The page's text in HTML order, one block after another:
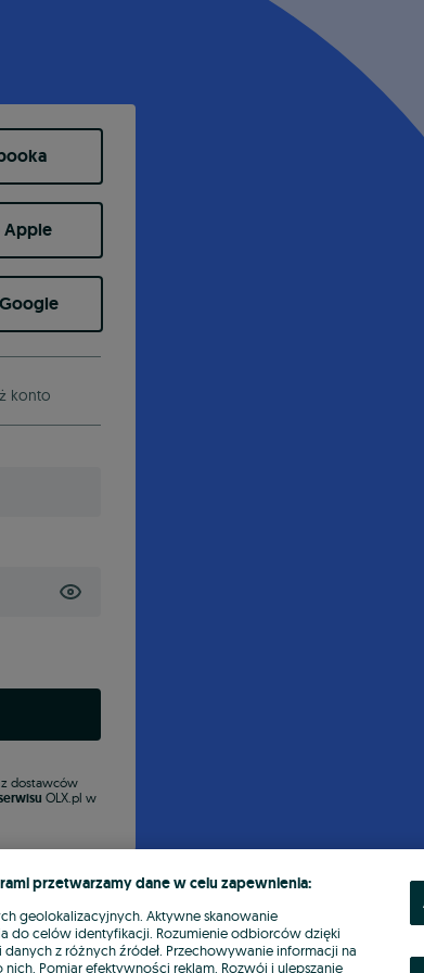
Apple
konto
dostawców
OLX.pl w
przetwarzamy dane w celu zapewnienia:
geolokalizacyjnych. Aktywne skanowanie
do celów identyfikacji. Rozumienie odbiorców dzięki
z różnych źródeł. Przechowywanie informacji na
Pomiar efektywności reklam. Rozwój i ulepszanie